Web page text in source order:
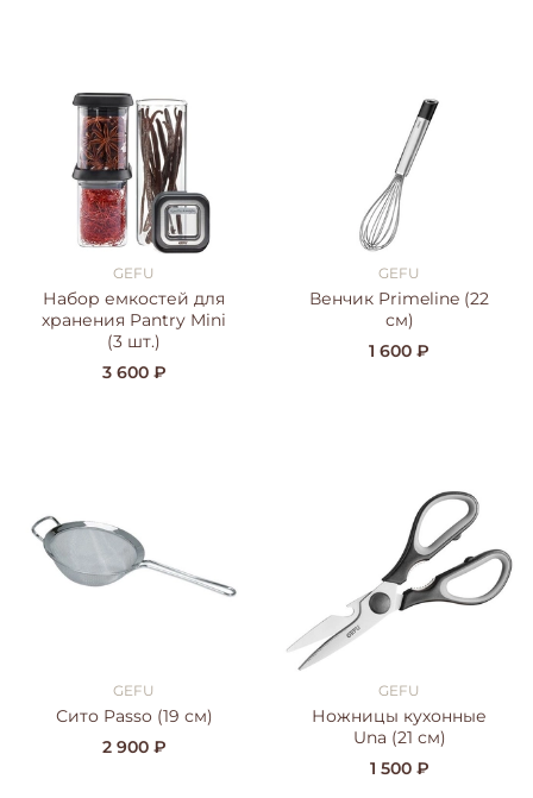
GEFU
Набор емкостей для
хранения Pantry Mini
(3 шт.)
3 600 ₽
GEFU
Венчик Primeline (22
см)
1 600 ₽
GEFU
Сито Passo (19 см)
2 900 ₽
GEFU
Ножницы кухонные
Una (21 см)
1 500 ₽